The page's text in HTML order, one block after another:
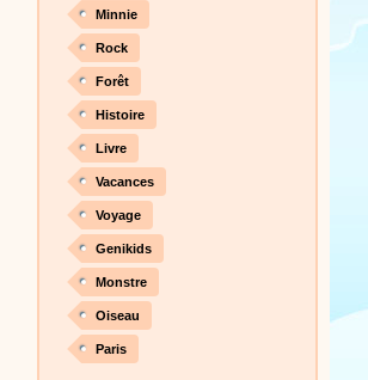
Minnie
Rock
Forêt
Histoire
Livre
Vacances
Voyage
Genikids
Monstre
Oiseau
Paris